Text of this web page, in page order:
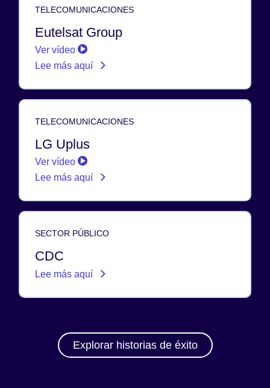
TELECOMUNICACIONES
Eutelsat Group
Ver vídeo
Lee más aquí
TELECOMUNICACIONES
LG Uplus
Ver vídeo
Lee más aquí
SECTOR PÚBLICO
CDC
Lee más aquí
Explorar historias de éxito